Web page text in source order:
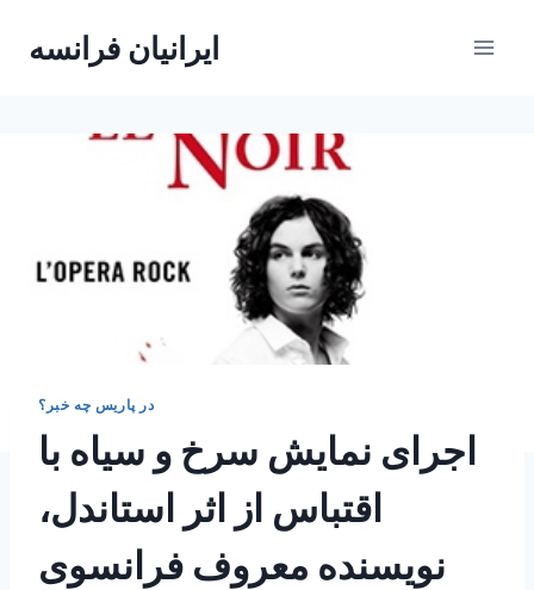
ایرانیان فرانسه
در پاریس چه خبر؟
اجرای نمایش سرخ و سیاه با
اقتباس از اثر استاندل،
نویسنده معروف فرانسوی